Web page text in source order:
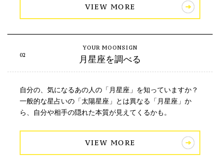
VIEW MORE
月星座を調べる
自分の、気になるあの人の「月星座」を知っていますか？
一般的な星占いの「太陽星座」とは異なる「月星座」か
ら、自分や相手の隠れた本質が見えてくるかも。
VIEW MORE